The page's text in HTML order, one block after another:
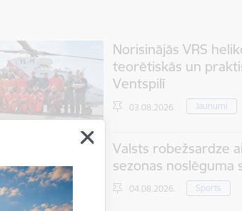
Norisinājās VRS
teorētiskās un
Ventspilī
03.08.2026. Jaunumi
Valsts robežsardze
sezonas noslēguma
04.08.2026. Sports